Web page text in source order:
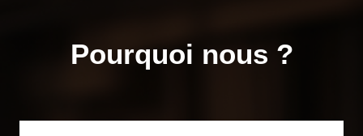
Pourquoi nous ?